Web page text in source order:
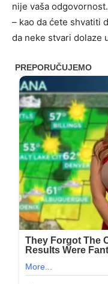
nije vaša
– kao da ćete shvatiti
da neke stvari dolaze